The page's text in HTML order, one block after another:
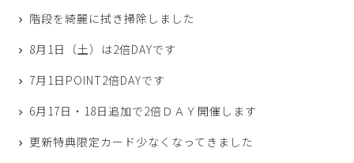
階段を綺麗に拭き掃除しました
8月1日（土）は2倍DAYです
7月1日POINT2倍DAYです
6月17日・18日追加で2倍ＤＡＹ開催します
更新特典限定カード少なくなってきました